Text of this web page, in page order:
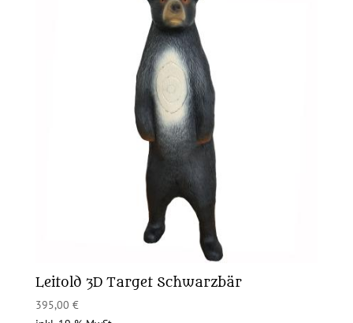
Leitold 3D Target Schwarzbär
395,00 €